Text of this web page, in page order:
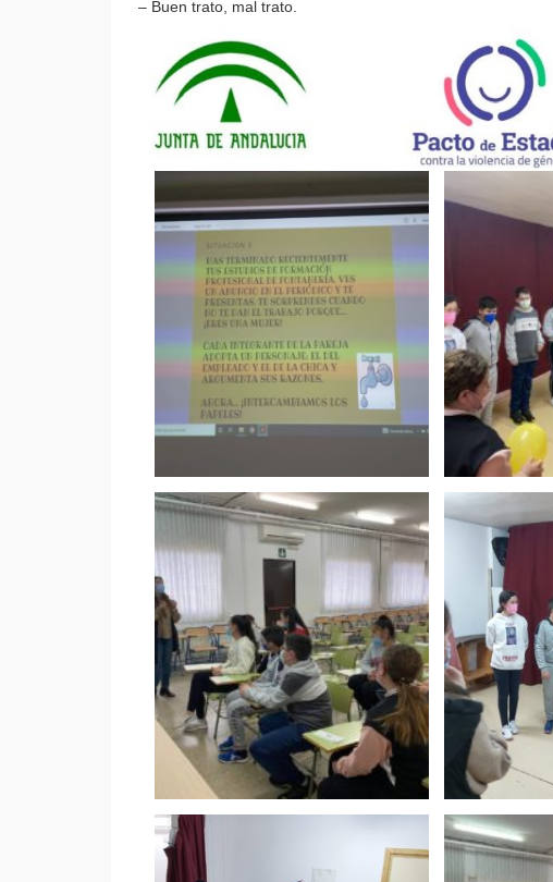
– Buen trato, mal trato.